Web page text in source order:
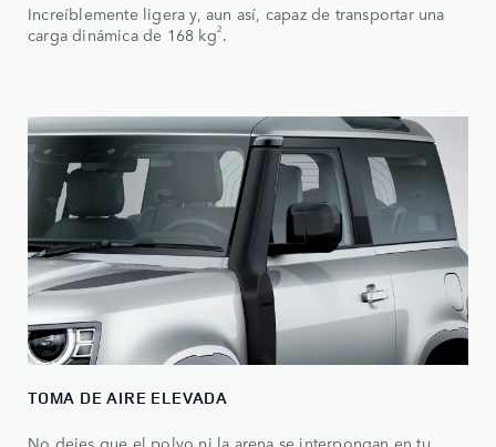
Increíblemente ligera y, aun así, capaz de transportar una
carga dinámica de 168 kg2.
TOMA DE AIRE ELEVADA